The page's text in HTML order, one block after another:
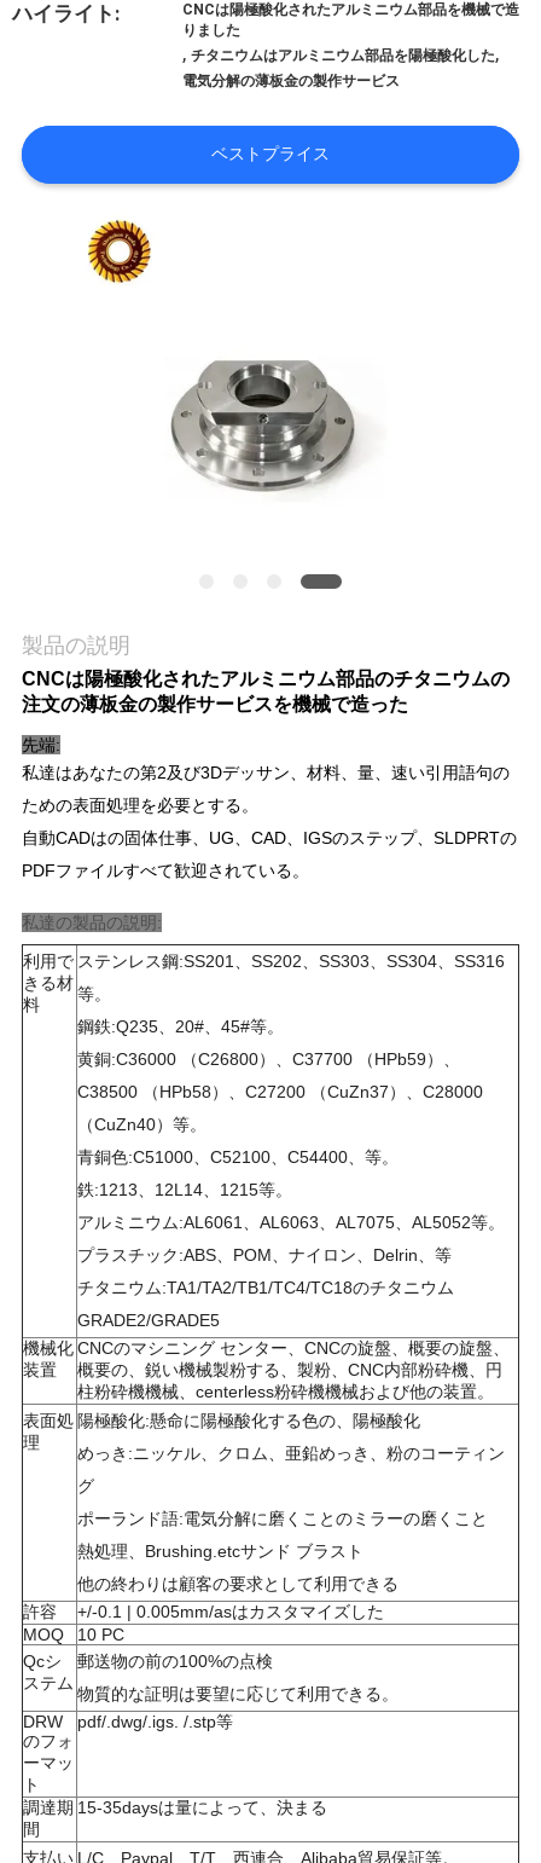
工
ツ
ア
く
だ
さ
い
ニ
ュ
ー
ス
て
く
だ
サ
イ
ト
マ
ッ
プ
ハイライト:
CNCは陽極酸化されたアルミニウム部品を機械で造
りました
,チタニウムはアルミニウム部品を陽極酸化した,
電気分解の薄板金の製作サービス
ベストプライス
製品の説明
CNCは陽極酸化されたアルミニウム部品のチタニウムの
注文の薄板金の製作サービスを機械で造った
先端:
私達はあなたの第2及び3Dデッサン、材料、量、速い引用語句の
ための表面処理を必要とする。
自動CADはの固体仕事、UG、CAD、IGSのステップ、SLDPRTの
PDFファイルすべて歓迎されている。
私達の製品の説明:
利用で
きる材
料
ステンレス鋼:SS201、SS202、SS303、SS304、SS316
等。
鋼鉄:Q235、20#、45#等。
黄銅:C36000 （C26800）、C37700 （HPb59）、
C38500 （HPb58）、C27200 （CuZn37）、C28000
（CuZn40）等。
青銅色:C51000、C52100、C54400、等。
鉄:1213、12L14、1215等。
アルミニウム:AL6061、AL6063、AL7075、AL5052等。
プラスチック:ABS、POM、ナイロン、Delrin、等
チタニウム:TA1/TA2/TB1/TC4/TC18のチタニウム
GRADE2/GRADE5
機械化
装置
CNCのマシニング センター、CNCの旋盤、概要の旋盤、
概要の、鋭い機械製粉する、製粉、CNC内部粉砕機、円
柱粉砕機機械、centerless粉砕機機械および他の装置。
表面処
理
陽極酸化:懸命に陽極酸化する色の、陽極酸化
めっき:ニッケル、クロム、亜鉛めっき、粉のコーティン
グ
ポーランド語:電気分解に磨くことのミラーの磨くこと
熱処理、Brushing.etcサンド ブラスト
他の終わりは顧客の要求として利用できる
許容
+/-0.1 | 0.005mm/asはカスタマイズした
MOQ
10 PC
Qcシ
ステム
郵送物の前の100%の点検
物質的な証明は要望に応じて利用できる。
DRW
のフォ
ーマッ
ト
pdf/.dwg/.igs. /.stp等
調達期
間
15-35daysは量によって、決まる
支払い L/C、Paypal、T/T、西連合、Alibaba貿易保証等。